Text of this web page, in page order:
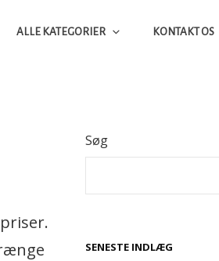
ALLE KATEGORIER KONTAKT OS
Søg
SENESTE INDLÆG